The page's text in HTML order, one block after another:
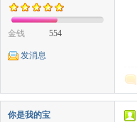
金钱 554
发消息
你是我的宝